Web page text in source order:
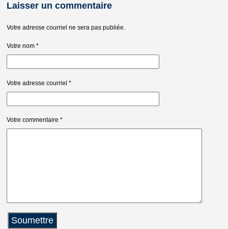
Laisser un commentaire
Votre adresse courriel ne sera pas publiée.
Votre nom *
Votre adresse courriel *
Votre commentaire *